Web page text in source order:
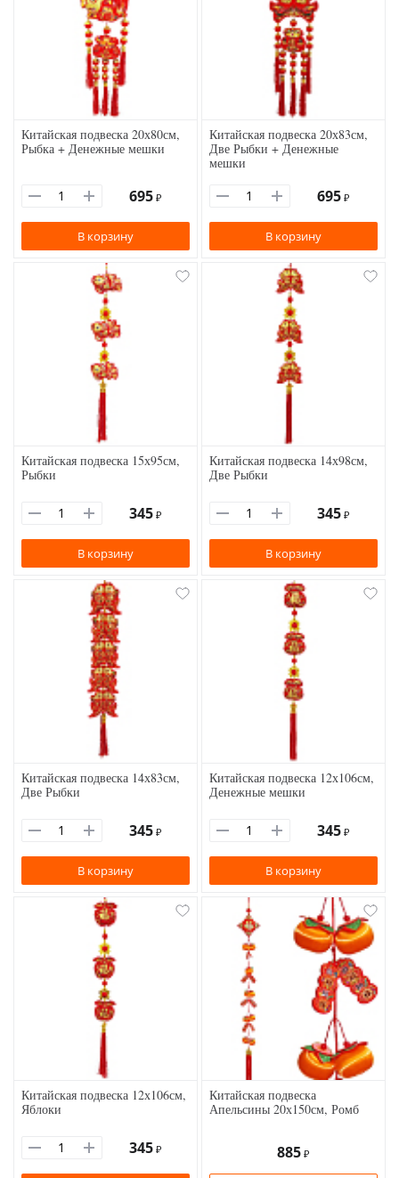
Китайская подвеска 20х80см,
Рыбка + Денежные мешки
695 ₽
В корзину
Китайская подвеска 20х83см,
Две Рыбки + Денежные
мешки
695 ₽
В корзину
Китайская подвеска 15х95см,
Рыбки
345 ₽
В корзину
Китайская подвеска 14х98см,
Две Рыбки
345 ₽
В корзину
Китайская подвеска 14х83см,
Две Рыбки
345 ₽
В корзину
Китайская подвеска 12х106см,
Денежные мешки
345 ₽
В корзину
Китайская подвеска 12х106см,
Яблоки
345 ₽
Китайская подвеска
Апельсины 20х150см, Ромб
885 ₽